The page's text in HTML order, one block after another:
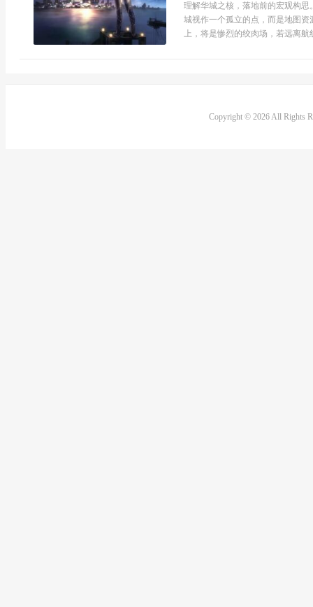
理解华城之核，落地前的宏观构
城视作一个孤立的点，而是地图
上，将是惨烈的绞肉场，若远离
Copyright © 2026 All Rights